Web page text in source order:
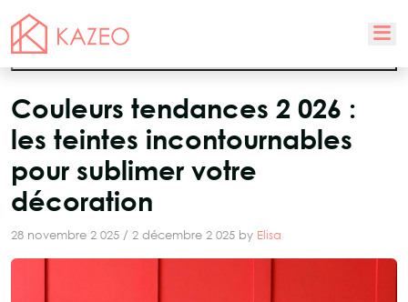
Couleurs tendances 2 026 :
les teintes incontournables
pour sublimer votre
décoration
28 novembre 2 025 / 2 décembre 2 025 by Elisa
Open side menu